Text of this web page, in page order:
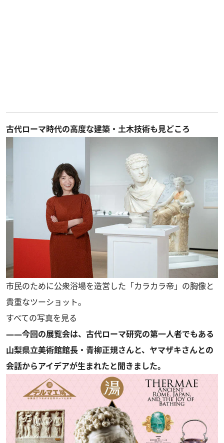
古代ローマ時代の高度な建築・土木技術も見どころ
市民のために公衆浴場を造営した「カラカラ帝」の胸像と
貴重なツーショット。
すべての写真を見る
――今回の展覧会は、古代ローマ研究の第一人者でもある
山梨県立美術館館長・青柳正規さんと、ヤマザキさんとの
会話からアイデアが生まれたと聞きました。